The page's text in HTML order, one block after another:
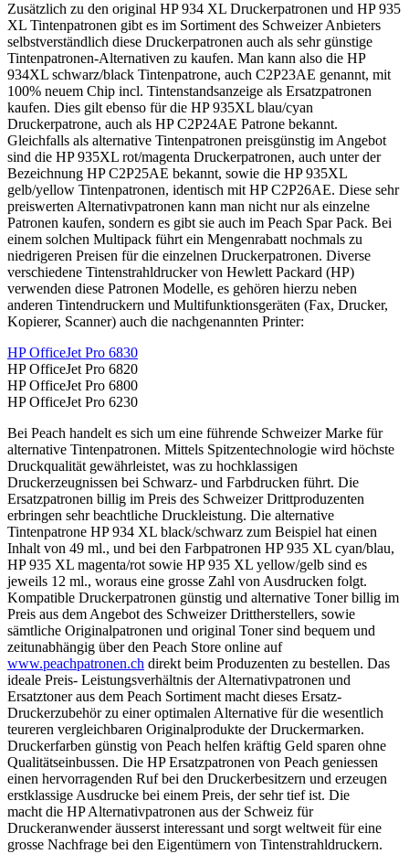
Zusätzlich zu den original HP 934 XL Druckerpatronen und HP 935
XL Tintenpatronen gibt es im Sortiment des Schweizer Anbieters
selbstverständlich diese Druckerpatronen auch als sehr günstige
Tintenpatronen-Alternativen zu kaufen. Man kann also die HP
934XL schwarz/black Tintenpatrone, auch C2P23AE genannt, mit
100% neuem Chip incl. Tintenstandsanzeige als Ersatzpatronen
kaufen. Dies gilt ebenso für die HP 935XL blau/cyan
Druckerpatrone, auch als HP C2P24AE Patrone bekannt.
Gleichfalls als alternative Tintenpatronen preisgünstig im Angebot
sind die HP 935XL rot/magenta Druckerpatronen, auch unter der
Bezeichnung HP C2P25AE bekannt, sowie die HP 935XL
gelb/yellow Tintenpatronen, identisch mit HP C2P26AE. Diese sehr
preiswerten Alternativpatronen kann man nicht nur als einzelne
Patronen kaufen, sondern es gibt sie auch im Peach Spar Pack. Bei
einem solchen Multipack führt ein Mengenrabatt nochmals zu
niedrigeren Preisen für die einzelnen Druckerpatronen. Diverse
verschiedene Tintenstrahldrucker von Hewlett Packard (HP)
verwenden diese Patronen Modelle, es gehören hierzu neben
anderen Tintendruckern und Multifunktionsgeräten (Fax, Drucker,
Kopierer, Scanner) auch die nachgenannten Printer:
HP OfficeJet Pro 6830
HP OfficeJet Pro 6820
HP OfficeJet Pro 6800
HP OfficeJet Pro 6230
Bei Peach handelt es sich um eine führende Schweizer Marke für
alternative Tintenpatronen. Mittels Spitzentechnologie wird höchste
Druckqualität gewährleistet, was zu hochklassigen
Druckerzeugnissen bei Schwarz- und Farbdrucken führt. Die
Ersatzpatronen billig im Preis des Schweizer Drittproduzenten
erbringen sehr beachtliche Druckleistung. Die alternative
Tintenpatrone HP 934 XL black/schwarz zum Beispiel hat einen
Inhalt von 49 ml., und bei den Farbpatronen HP 935 XL cyan/blau,
HP 935 XL magenta/rot sowie HP 935 XL yellow/gelb sind es
jeweils 12 ml., woraus eine grosse Zahl von Ausdrucken folgt.
Kompatible Druckerpatronen günstig und alternative Toner billig im
Preis aus dem Angebot des Schweizer Drittherstellers, sowie
sämtliche Originalpatronen und original Toner sind bequem und
zeitunabhängig über den Peach Store online auf
www.peachpatronen.ch direkt beim Produzenten zu bestellen. Das
ideale Preis- Leistungsverhältnis der Alternativpatronen und
Ersatztoner aus dem Peach Sortiment macht dieses Ersatz-
Druckerzubehör zu einer optimalen Alternative für die wesentlich
teureren vergleichbaren Originalprodukte der Druckermarken.
Druckerfarben günstig von Peach helfen kräftig Geld sparen ohne
Qualitätseinbussen. Die HP Ersatzpatronen von Peach geniessen
einen hervorragenden Ruf bei den Druckerbesitzern und erzeugen
erstklassige Ausdrucke bei einem Preis, der sehr tief ist. Die
macht die HP Alternativpatronen aus der Schweiz für
Druckeranwender äusserst interessant und sorgt weltweit für eine
grosse Nachfrage bei den Eigentümern von Tintenstrahldruckern.